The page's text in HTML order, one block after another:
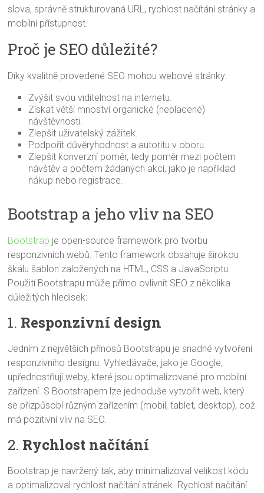
slova, správně strukturovaná URL, rychlost načítání stránky a
mobilní přístupnost.
Proč je SEO důležité?
Díky kvalitně provedené SEO mohou webové stránky:
Zvýšit svou viditelnost na internetu.
Získat větší mnoství organické (neplacené)
návštěvnosti.
Zlepšit uživatelský zážitek.
Podpořit důvěryhodnost a autoritu v oboru.
Zlepšit konverzní poměr, tedy poměr mezi počtem
návštěv a počtem žádaných akcí, jako je například
nákup nebo registrace.
Bootstrap a jeho vliv na SEO
Bootstrap je open-source framework pro tvorbu
responzivních webů. Tento framework obsahuje širokou
škálu šablon založených na HTML, CSS a JavaScriptu.
Použití Bootstrapu může přímo ovlivnit SEO z několika
důležitých hledisek:
1. Responzivní design
Jedním z největších přínosů Bootstrapu je snadné vytvoření
responzivního designu. Vyhledávače, jako je Google,
upřednostňují weby, které jsou optimalizované pro mobilní
zařízení. S Bootstrapem lze jednoduše vytvořit web, který
se přizpůsobí různým zařízením (mobil, tablet, desktop), což
má pozitivní vliv na SEO.
2. Rychlost načítání
Bootstrap je navržený tak, aby minimalizoval velikost kódu
a optimalizoval rychlost načítání stránek. Rychlost načítání